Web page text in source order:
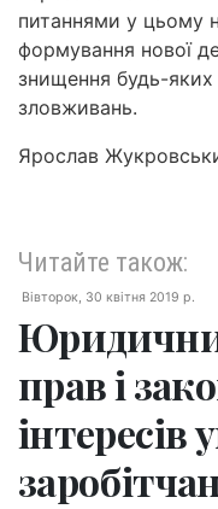
питаннями у цьому
формування нової
знищення будь-
зловживань.
Ярослав
Читайте також:
Вівторок, 30 квітня 2019 р.
прав і
інтересів